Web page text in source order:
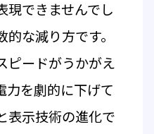
現できませんでし
な減り方です。
ピードがうかがえ
力を劇的に下げて
表示技術の進化で